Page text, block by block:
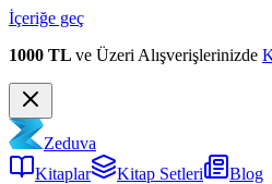
İçeriğe geç
1000 TL ve Üzeri Alışverişlerinizde
Zeduva
Kitaplar
Kitap Setleri Blog